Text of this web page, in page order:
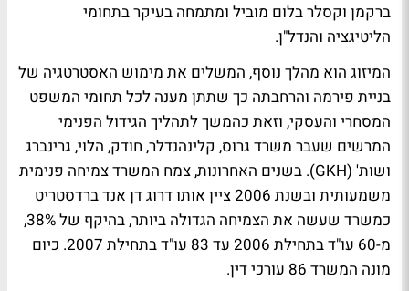
ברקמן וקסלר בלום מוביל ומתמחה בעיקר בתחומי
הליטיגציה והנדל"ן.
המיזוג הוא מהלך נוסף, המשלים את מימוש האסטרטגיה של
בניית פירמה והרחבתה כך שתתן מענה לכל תחומי המשפט
המסחרי והעסקי, וזאת כהמשך לתהליך הגידול הפנימי
המרשים שעבר משרד גרוס, קלינהנדלר, חודק, הלוי, גרינברג
ושות' (GKH). בשנים האחרונות, צמח המשרד צמיחה פנימית
משמעותית ובשנת 2006 ציין אותו דרוג דן אנד ברדסטריט
כמשרד שעשה את הצמיחה הגדולה ביותר, בהיקף של 38%,
מ-60 עו"ד בתחילת 2006 עד 83 עו"ד בתחילת 2007. כיום
מונה המשרד 86 עורכי דין.